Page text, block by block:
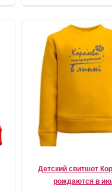
Детский свитшот
рождаются в